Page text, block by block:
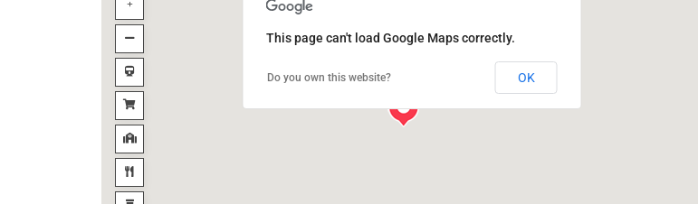
This page can't load Google Maps correctly.
Do you own this website? OK